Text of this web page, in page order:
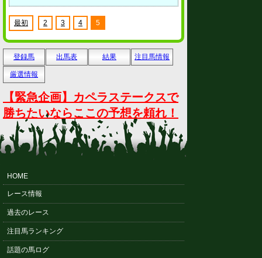
最初 2 3 4 5
登録馬 出馬表 結果 注目馬情報
厳選情報
【緊急企画】カペラステークスで
勝ちたいならここの予想を頼れ！
HOME
レース情報
過去のレース
注目馬ランキング
話題の馬ログ